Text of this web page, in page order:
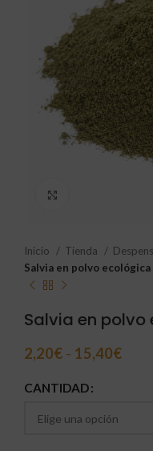
Inicio Tienda
Salvia en polvo ecológica
Salvia en polvo
2,20€ - 15,40€
CANTIDAD